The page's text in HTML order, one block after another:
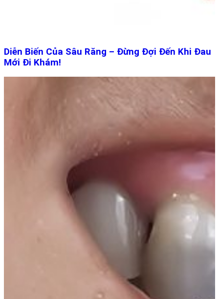
Diễn Biến Của Sâu Răng – Đừng Đợi Đến Khi Đau
Mới Đi Khám!